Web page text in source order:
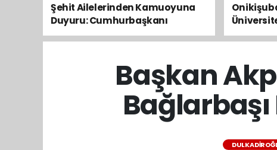
Şehit Ailelerinden Kamuoyuna
Duyuru: Cumhurbaşkanı
Erdoğan’a Taleplerimizi İlettik
Başkan